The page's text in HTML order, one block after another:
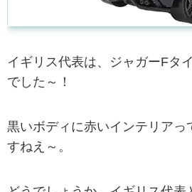
イギリス代表は、ジャガーFタ
でした～！
黒いボディに赤いインテリアっ
すねえ～。